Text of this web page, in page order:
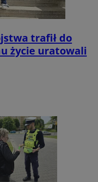
trafił do
życie uratowali